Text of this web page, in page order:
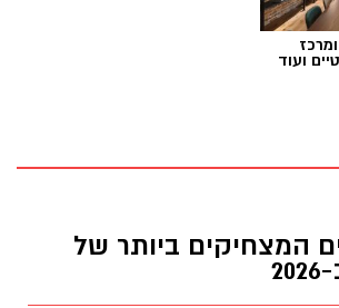
ועוד
המצחיקים ביותר של